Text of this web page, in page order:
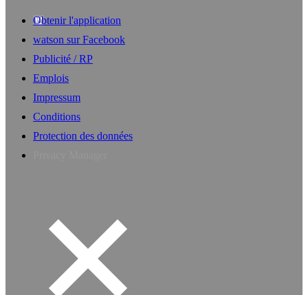
Obtenir l'application
watson sur Facebook
Publicité / RP
Emplois
Impressum
Conditions
Protection des données